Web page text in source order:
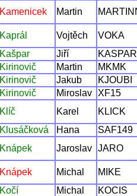
Kamenicek
Martin
Kaprál Vojtěch
VOKA
Kašpar
Jiří
Kirinovič
Martin
MKMK
Kirinovič
Jakub
KJOUBI
Kirinovič
Miroslav
XF15
Klíč
Karel
KLICK
Klusáčková
Hana
SAF149
Knápek
Jaroslav JARO
Knápek Michal
MIKE
Kočí
Michal
KOCIS